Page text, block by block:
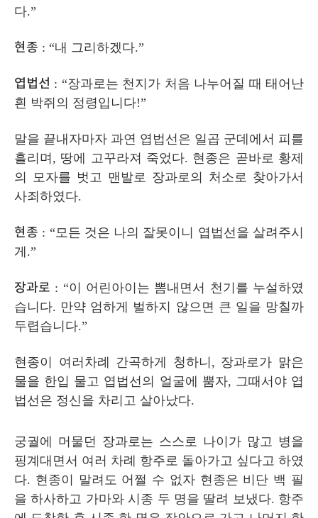
다.”
현종 : “내 그리하겠다.”
엽법선 : “장과로는 천지가 처음 나누어질 때 태어난
흰 박쥐의 정령입니다!”
말을 끝내자마자 과연 엽법선은 일곱 군데에서 피를
흘리며 , 땅에 고꾸라져 죽었다. 현종은 곧바로 황제
의 모자를 벗고 맨발로 장과로의 처소로 찾아가서
사죄하였다.
현종 : “모든 것은 나의 잘못이니 엽법선을 살려주시
게 .”
장과로 : “이 어린아이는 뽐내면서 천기를 누설하였
습니다. 만약 엄하게 벌하지 않으면 큰 일을 망칠까
두렵습니다.”
현종이 여러차례 간곡하게 청하니 , 장과로가 맑은
물을 한입 물고 엽법선의 얼굴에 뿜자, 그때서야 엽
법선은 정신을 차리고 살아났다.
궁궐에 머물던 장과로는 스스로 나이가 많고 병을
핑계대면서 여러 차례 항주로 돌아가고 싶다고 하였
다. 현종이 말려도 어쩔 수 없자 현종은 비단 백 필
을 하사하고 가마와 시종 두 명을 딸려 보냈다. 항주